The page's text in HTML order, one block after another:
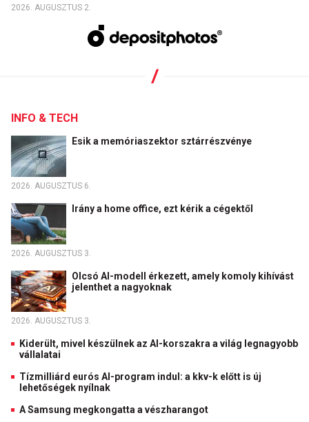
2026. AUGUSZTUS 2.
INFO & TECH
Esik a memóriaszektor sztárrészvénye
2026. AUGUSZTUS 6.
Irány a home office, ezt kérik a cégektől
2026. AUGUSZTUS 3.
Olcsó AI-modell érkezett, amely komoly kihívást
jelenthet a nagyoknak
2026. AUGUSZTUS 3.
Kiderült, mivel készülnek az AI-korszakra a világ legnagyobb
vállalatai
Tízmilliárd eurós AI-program indul: a kkv-k előtt is új
lehetőségek nyílnak
A Samsung megkongatta a vészharangot